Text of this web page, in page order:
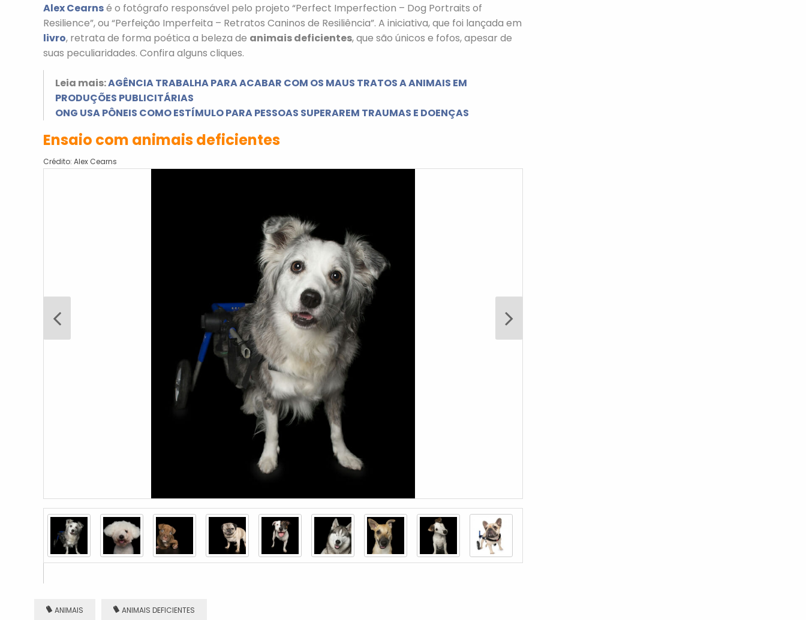
Alex Cearnsé o fotógrafo responsável pelo projeto “Perfect Imperfection – Dog Portraits of
Resilience”, ou “Perfeição Imperfeita – Retratos Caninos de Resiliência”. A iniciativa, que foi lançada em
livro, retrata de forma poética a beleza de animais deficientes, que são únicos e fofos, apesar de
suas peculiaridades. Confira alguns cliques.
Leia mais:AGÊNCIA TRABALHA PARA ACABAR COM OS MAUS TRATOS A ANIMAIS EM
PRODUÇÕES PUBLICITÁRIAS
ONG USA PÔNEIS COMO ESTÍMULO PARA PESSOAS SUPERAREM TRAUMAS E DOENÇAS
Ensaio com animais deficientes
Anterior Próximo
Crédito: Alex Cearns
ANIMAIS ANIMAIS DEFICIENTES